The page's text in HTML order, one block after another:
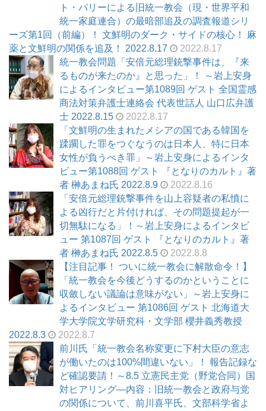
ト・パリーによる旧統一教会（現・世界平和
統一家庭連合）の最暗部追及の調査報道シリ
ーズ第1回（前編）！ 文鮮明のダーク・サイドの核心！ 麻
薬と文鮮明の関係を追及！ 2022.8.17
2022.8.17
統一教会問題「安倍元総理銃撃事件は、『来
るものが来たのか』と思った」！ ～岩上安身
によるインタビュー第1089回 ゲスト 全国霊感
商法対策弁護士連絡会 代表世話人 山口広弁護
士 2022.8.15
2022.8.17
「文鮮明の生まれたメシアの国である韓国を
蹂躙した罪をつぐなうのは日本人、特に日本
女性が負うべき罪」～岩上安身によるインタ
ビュー第1088回 ゲスト 『となりのカルト』著
者 榊あまね氏 2022.8.9
2022.8.16
「安倍元総理銃撃事件を山上容疑者の私憤に
よる凶行だと片付ければ、その問題提起が一
切無駄になる」！～岩上安身によるインタビ
ュー 第1087回 ゲスト 『となりのカルト』著
者 榊あまね氏 2022.8.5
2022.8.8
【注目記事！ ついに統一教会に解散命令！】
「統一教会を今後どうするのかということに
収斂しない議論は意味がない」～岩上安身に
よるインタビュー 第1086回 ゲスト 北海道大
学大学院文学研究科・文学部 櫻井義秀教授
2022.8.3
2022.8.7
前川氏「統一教会名称変更に下村大臣の意志
が働いたのは100%間違いない」！ 報告記録な
ど確認要請！～8.5 立憲民主党（野党合同）国
対ヒアリング―内容：旧統一教会と政府与党
の関係について、前川喜平氏、文部科学省よ